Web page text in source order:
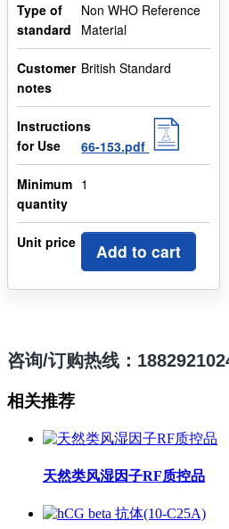
Type of
standard
Non WHO Reference
Material
Customer
notes
British Standard
Instructions
for Use
66-153.pdf
Minimum
quantity
1
Unit price Add to cart
咨询/订购热线：
相关推荐
天然类风湿因子RF质控品